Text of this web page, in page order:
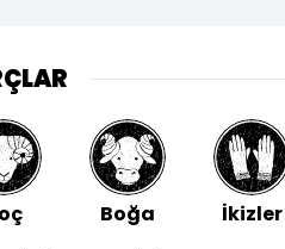
Boğa İkizler